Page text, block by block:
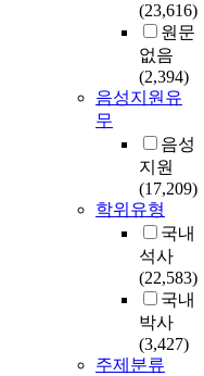
(23,616)
원문
없음
(2,394)
음성지원유
무
음성
지원
(17,209)
학위유형
국내
석사
(22,583)
국내
박사
(3,427)
주제분류